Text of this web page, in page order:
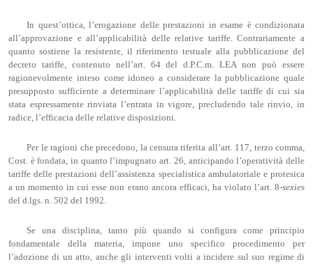
In quest’ottica, l’erogazione delle prestazioni in esame è condizionata
all’approvazione e all’applicabilità delle relative tariffe. Contrariamente a
quanto sostiene la resistente, il riferimento testuale alla pubblicazione del
decreto tariffe, contenuto nell’art. 64 del d.P.C.m. LEA non può essere
ragionevolmente inteso come idoneo a considerare la pubblicazione quale
presupposto sufficiente a determinare l’applicabilità delle tariffe di cui sia
stata espressamente rinviata l’entrata in vigore, precludendo tale rinvio, in
radice, l’efficacia delle relative disposizioni.
Per le ragioni che precedono, la censura riferita all’art. 117, terzo comma,
Cost. è fondata, in quanto l’impugnato art. 26, anticipando l’operatività delle
tariffe delle prestazioni dell’assistenza specialistica ambulatoriale e protesica
a un momento in cui esse non erano ancora efficaci, ha violato l’art. 8-sexies
del d.lgs. n. 502 del 1992.
Se una disciplina, tanto più quando si configura come principio
fondamentale della materia, impone uno specifico procedimento per
l’adozione di un atto, anche gli interventi volti a incidere sul suo regime di